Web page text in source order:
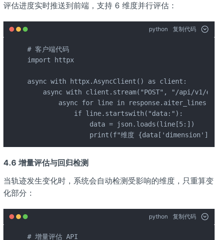
评估进度实时推送到前端，支持 6 维度并行评估：
python 复制代码
# 客户端代码
import httpx
async with httpx.AsyncClient() as client:
async with client.stream("POST", "/api/v1/
        async for line in response.aiter_lines():
            if line.startswith("data:"):
                data = json.loads(line[5:])
print(f"维度
4.6 增量评估与回归检测
当轨迹发生变化时，系统会自动检测受影响的维度，只重算变
化部分：
python 复制代码
# 增量评估 API